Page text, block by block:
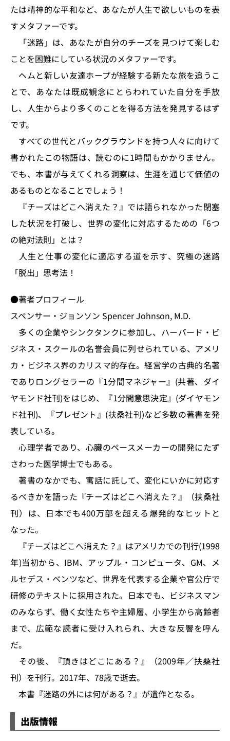
たは精神的な平和など、あなたが人生で欲しいものを表
すメタファーです。
「迷路」は、あなたが自分のチーズを見つけて楽しむ
ことを困難にしている状況のメタファーです。
ヘムと新しい友達ホープが経験する新たな旅を追うこ
とで、あなたは既成観念にとらわれていた自分を手放
し、人生からより多くのことを得る方法を発見するはず
です。
すべての世代とバックグラウンドを持つ人々に向けて
書かれたこの物語は、読むのに1時間もかかりません。
でも、本書が与えてくれる洞察は、生涯を通じて価値の
あるものとなることでしょう！
『チーズはどこへ消えた？』では語られなかった閉塞
した状況を打破し、世界の変化に対応するための「6つ
の絶対法則」とは？
人生と仕事の変化に適応する道を示す、究極の迷路
「脱出」思考法！
●著者プロフィール
スペンサー・ジョンソン Spencer Johnson, M.D.
多くの企業やシンクタンクに参加し、ハーバード・ビ
ジネス・スクールの名誉会員に列せられている、アメリ
カ・ビジネス界のカリスマ的存在。経営学の古典的名著
でありロングセラーの『1分間マネジャー』(共著、ダイ
ヤモンド社刊)をはじめ、『1分間意思決定』(ダイヤモン
ド社刊)、『プレゼント』(扶桑社刊)など多数の著書を発
表している。
心理学者であり、心臓のペースメーカーの開発にたず
さわった医学博士でもある。
著書のなかでも、寓話に託して、変化にいかに対応す
るべきかを語った『チーズはどこへ消えた？』（扶桑社
刊）は、日本でも400万部を超える爆発的なヒットと
なった。
『チーズはどこへ消えた？』はアメリカでの刊行(1998
年)当初から、IBM、アップル・コンピュータ、GM、メ
ルセデス・ベンツなど、世界を代表する企業や官公庁で
研修のテキストに採用された。日本でも、ビジネスマン
のみならず、働く女性たちや主婦層、小学生から高齢者
まで、広範な読者に受け入れられ、大きな反響を呼ん
だ。
その後、『頂きはどこにある？』（2009年／扶桑社
刊）を刊行。2017年、78歳で逝去。
本書『迷路の外には何がある？』が遺作となる。
出版情報